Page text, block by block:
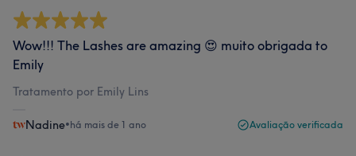
Wow!!! The Lashes are amazing 😍 muito obrigada to
Emily
Tratamento por Emily Lins
Nadine•há mais de 1 ano Avaliação verificada